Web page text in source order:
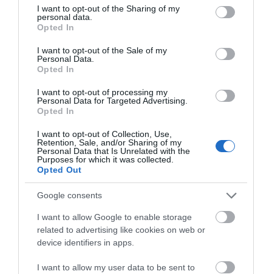
not limited to your visit or usage behaviour. You may click to
grant or deny consent to Google and its third-party tags to
use your data for below specified purposes in below Google
consent section.
I want to opt-out of the Sharing of my
personal data.
Opted In
I want to opt-out of the Sale of my
Personal Data.
Opted In
I want to opt-out of processing my
Personal Data for Targeted Advertising.
Opted In
I want to opt-out of Collection, Use,
Retention, Sale, and/or Sharing of my
Personal Data that Is Unrelated with the
Purposes for which it was collected.
Opted Out
Google consents
I want to allow Google to enable storage
related to advertising like cookies on web or
device identifiers in apps.
I want to allow my user data to be sent to
10.08.2026 | 10:00
Μεγάλο βήμα για την υγεία στη
Βόρεια Εύβοια
10.08.2026 | 09:40
Εορτολόγιο: Ποιοι γιορτάζουν
σήμερα, Δευτέρα 10 Αυγούστου
10.08.2026 | 09:20
Εύβοια: Που έχει διακοπή
ρεύματος σήμερα Δευτέρα 10
Αυγούστου
Μεγάλη φωτιά στον Κουβαρά
Αττικής: Ήχησε το 112, καίει
Αυτά τα σχολεία
Εύβοια – Τι έργα
γίνονται – Δείτε
εικόνες
αύριο στα σοκάκια
Η Λίμνη Ευβοίας
γίνεται σημείο
συνάντησης των
γεύσεων της Στερεάς
Ελλάδας
φωτίστηκε στα μωβ-
ροζ το δημαρχείο στην
παραλία